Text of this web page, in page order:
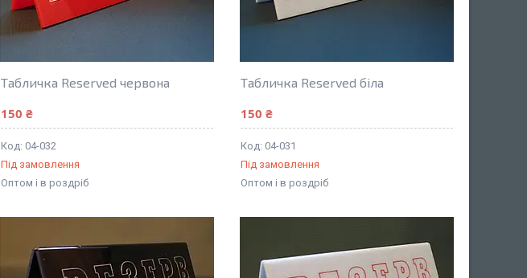
Табличка Reserved червона
150 ₴
04-032
Під замовлення
Оптом і в роздріб
Табличка Reserved біла
150 ₴
04-031
Під замовлення
Оптом і в роздріб